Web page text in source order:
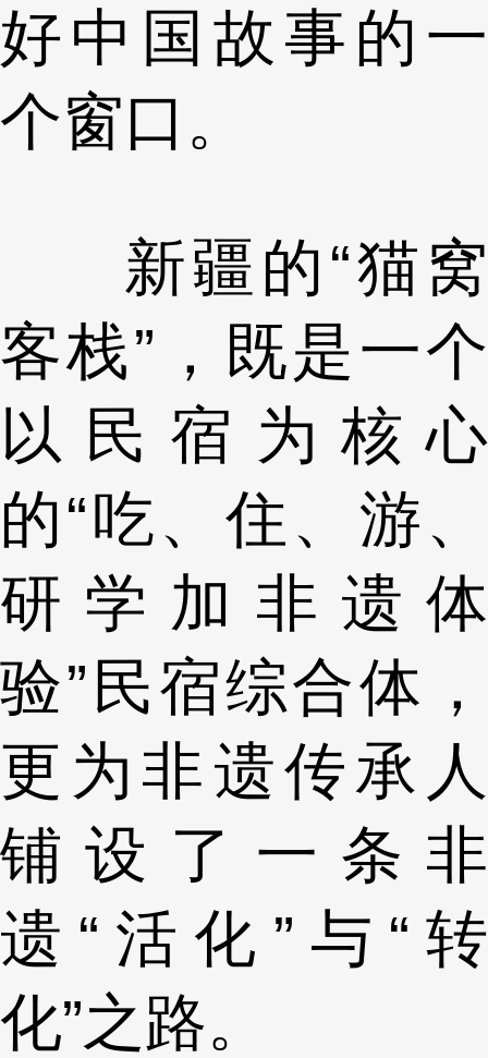
好中国故事的一
个窗口。
新疆的“猫窝
客栈”，既是一个
以民宿为核心
的“吃、住、游、
研学加非遗体
验”民宿综合体，
更为非遗传承人
铺设了一条非
遗“活化”与“转
化”之路。